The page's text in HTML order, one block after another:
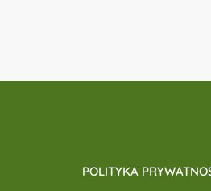
POLITYKA